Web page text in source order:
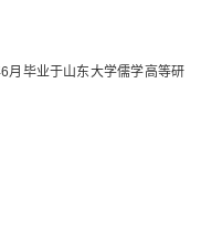
月毕业于山东大学儒学高等研